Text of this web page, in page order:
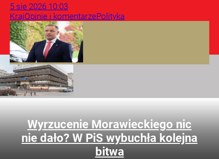
5 sie 2026 10:03
KrajOpinie i komentarzePolityka
Wyrzucenie Morawieckiego nic
nie dało? W PiS wybuchła kolejna
bitwa